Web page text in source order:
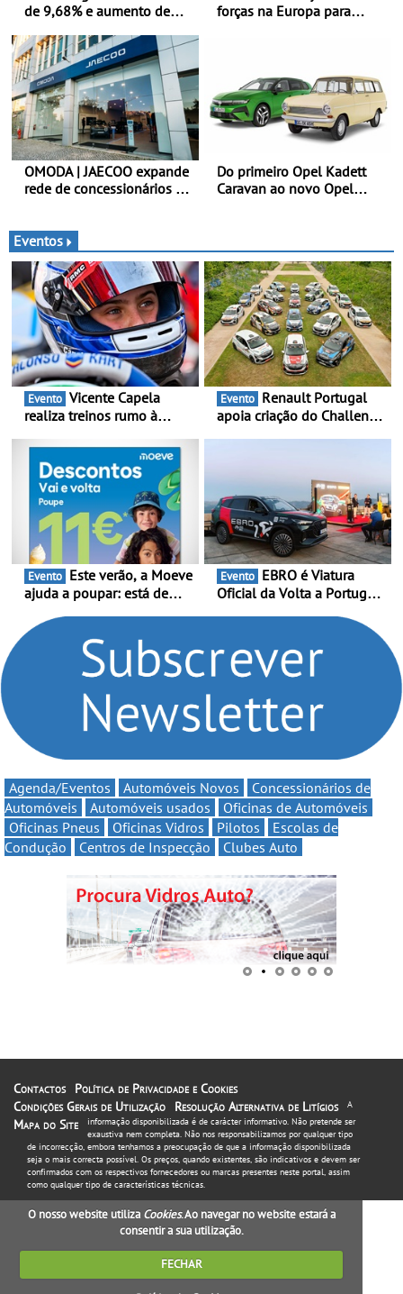
de 9,68% e aumento de
plug-in
forças na Europa para
OMODA | JAECOO expande
rede de concessionários -
bom ritmo
Do primeiro Opel Kadett
Caravan ao novo Opel
Eventos
Evento
realiza treinos rumo à
Portugal Karting e mira boa
estreia - O Campeonato
Portugal Karting 2026
decorre entre 1 de Março e
6 de Setembro
Evento
apoia criação do Challenge
continua em 2026
Evento
ajuda a poupar: está de
Volta” com descontos de
Evento
Oficial da Volta a Portugal
presença nacional ao lado
da mítica prova de ciclismo
e leva a sua gama SUV
multi-energia às estradas
de Portugal
Agenda/Eventos Automóveis Novos
Concessionários de
Automóveis
Automóveis usados
Oficinas de Automóveis
Oficinas Pneus
Oficinas Vidros Pilotos
Escolas de
Condução
Centros de Inspecção Clubes Auto
Contactos
Política de Privacidade e Cookies
Condições Gerais de Utilização
Resolução Alternativa de Litígios
Mapa do Site
A
informação disponibilizada é de carácter informativo. Não pretende ser
exaustiva nem completa. Não nos responsabilizamos por qualquer tipo
de incorrecção, embora tenhamos a preocupação de que a informação disponibilizada
seja o mais correcta possível. Os preços, quando existentes, são indicativos e devem ser
confirmados com os respectivos fornecedores ou marcas presentes neste portal, assim
como qualquer tipo de características técnicas.
O nosso website utiliza Cookies. Ao navegar no website estará a
consentir a sua utilização.
FECHAR